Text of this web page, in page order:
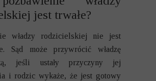
jest trwałe?
władzy rodzicielskiej nie jest
Sąd może przywrócić władzę
jeśli ustały przyczyny jej
i rodzic wykaże, że jest gotowy